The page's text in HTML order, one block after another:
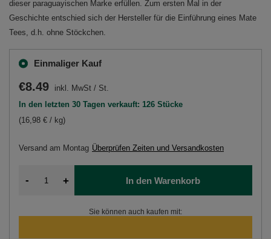
dieser paraguayischen Marke erfüllen. Zum ersten Mal in der
Geschichte entschied sich der Hersteller für die Einführung eines Mate
Tees, d.h. ohne Stöckchen.
Einmaliger Kauf
Versand am Montag Überprüfen Zeiten und Versandkosten
€8.49 inkl. MwSt / St.
In den letzten 30 Tagen verkauft: 126 Stücke
(16,98 € / kg)
- + In den Warenkorb
Sie können auch kaufen mit: